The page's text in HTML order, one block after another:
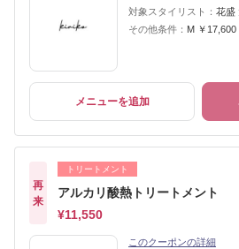
対象スタイリスト： 花盛
その他条件： M ￥17,600
メニューを追加
再
来
トリートメント
アルカリ酸熱トリートメント
¥11,550
このクーポンの詳細